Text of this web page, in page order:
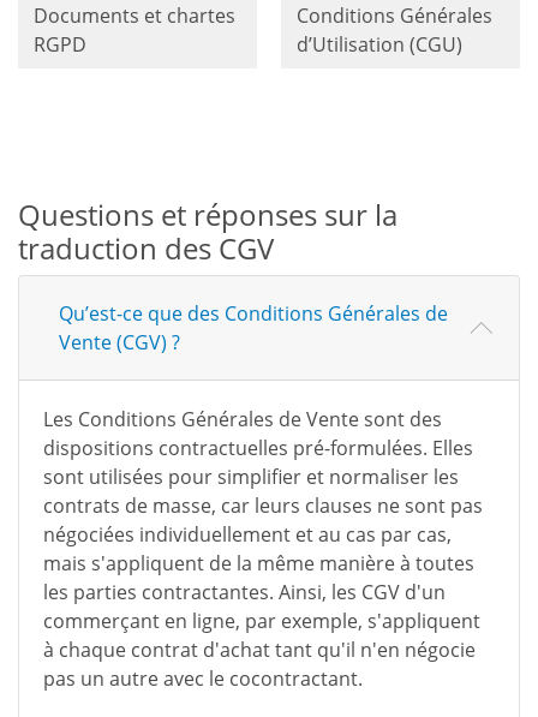
Documents et chartes
RGPD
Conditions Générales
d’Utilisation (CGU)
Questions et réponses sur la
traduction des CGV
Qu’est-ce que des Conditions Générales de
Vente (CGV) ?
Les Conditions Générales de Vente sont des
dispositions contractuelles pré-formulées. Elles
sont utilisées pour simplifier et normaliser les
contrats de masse, car leurs clauses ne sont pas
négociées individuellement et au cas par cas,
mais s'appliquent de la même manière à toutes
les parties contractantes. Ainsi, les CGV d'un
commerçant en ligne, par exemple, s'appliquent
à chaque contrat d'achat tant qu'il n'en négocie
pas un autre avec le cocontractant.